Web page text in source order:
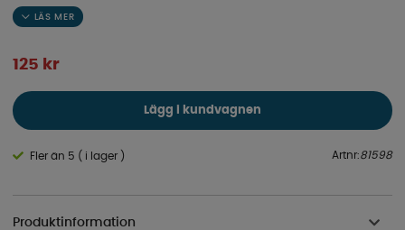
GreenGrill-galler samt kromade, gjutjärns- och emaljerade
125 kr
Lägg i kundvagnen
Fler än 5 ( i lager ) Artnr:81598
Produktinformation